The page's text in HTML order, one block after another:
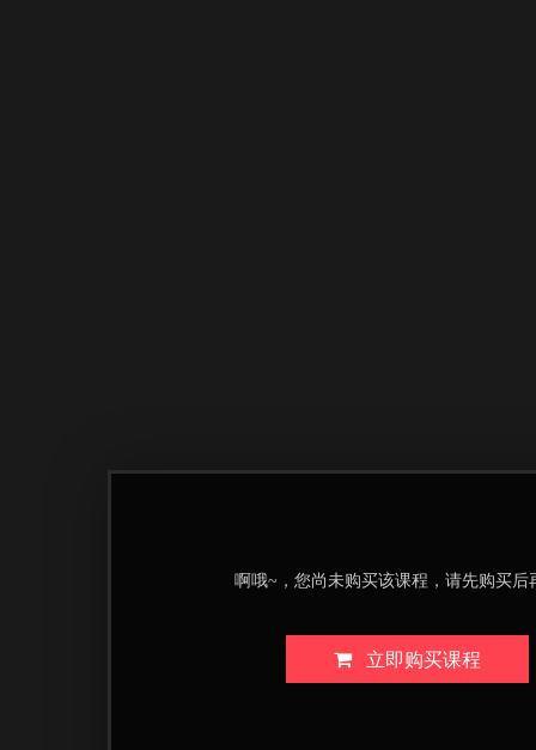
啊哦~，您尚未购买该课程，请先购买后
立即购买课程